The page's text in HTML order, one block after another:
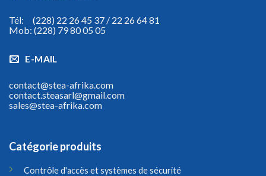
Tél: (228) 22 26 45 37 / 22 26 64 81
Mob: (228) 79 80 05 05
E-MAIL
contact@stea-afrika.com
contact.steasarl@gmail.com
sales@stea-afrika.com
Catégorie produits
Contrôle d'accès et systèmes de sécurité